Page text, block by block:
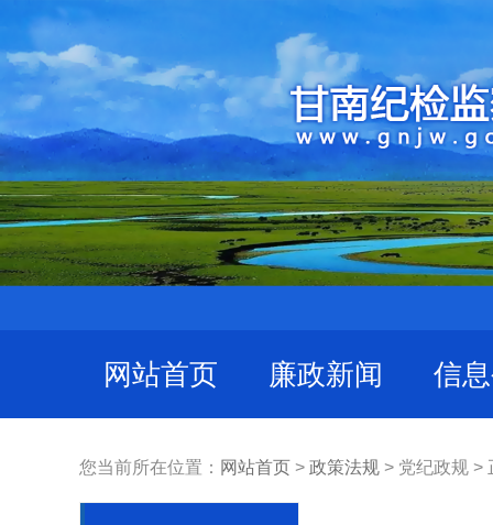
网站首页 廉政新闻 信
您当前所在位置： 网站首页 > 政策法规 > 党纪政规 >